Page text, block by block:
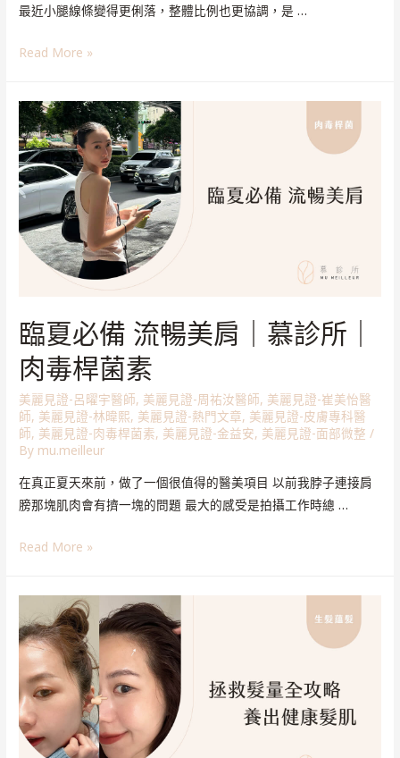
最近小腿線條變得更俐落，整體比例也更協調，是 …
Read More »
臨夏必備 流暢美肩｜慕診所｜
肉毒桿菌素
美麗見證-呂曜宇醫師, 美麗見證-周祐汝醫師, 美麗見證-崔美怡醫
師, 美麗見證-林暐熙, 美麗見證-熱門文章, 美麗見證-皮膚專科醫
師, 美麗見證-肉毒桿菌素, 美麗見證-金益安, 美麗見證-面部微整 /
By mu.meilleur
在真正夏天來前，做了一個很值得的醫美項目 以前我脖子連接肩
膀那塊肌肉會有擠一塊的問題 最大的感受是拍攝工作時總 …
Read More »